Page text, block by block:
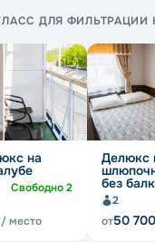
ДЛЯ ФИЛЬТРАЦИИ
на
Свободно2
/ место
Делюкс
без
2
от50 700